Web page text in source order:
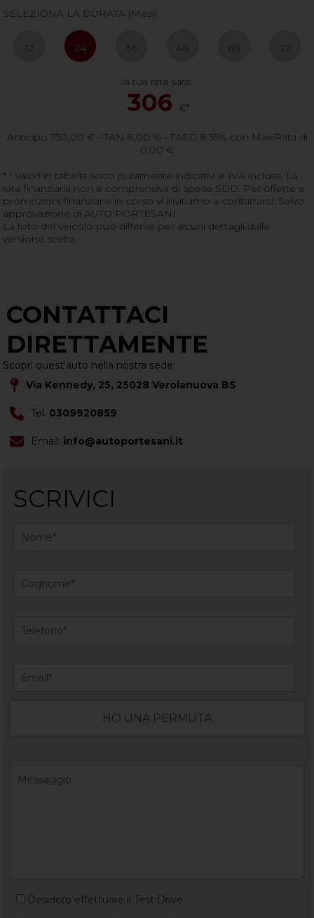
SELEZIONA LA DURATA (Mesi)
12 24 36 48 60 72
la tua rata sarà:
306 €*
Anticipo 750,00 € - TAN 8,00 % - TAEG 8.55% con MaxiRata di
0,00 €
* I valori in tabella sono puramente indicativi e IVA inclusa. La
rata finanziaria non è comprensiva di spese SDD. Per offerte e
promozioni finanziarie in corso vi invitiamo a contattarci. Salvo
approvazione di AUTO PORTESANI
La foto del veicolo può differire per alcuni dettagli dalla
versione scelta.
CONTATTACI
DIRETTAMENTE
Scopri quest'auto nella nostra sede:
Via Kennedy, 25, 25028 Verolanuova BS
Tel. 0309920859
Email: info@autoportesani.it
SCRIVICI
HO UNA PERMUTA
Desidero effettuare il Test Drive